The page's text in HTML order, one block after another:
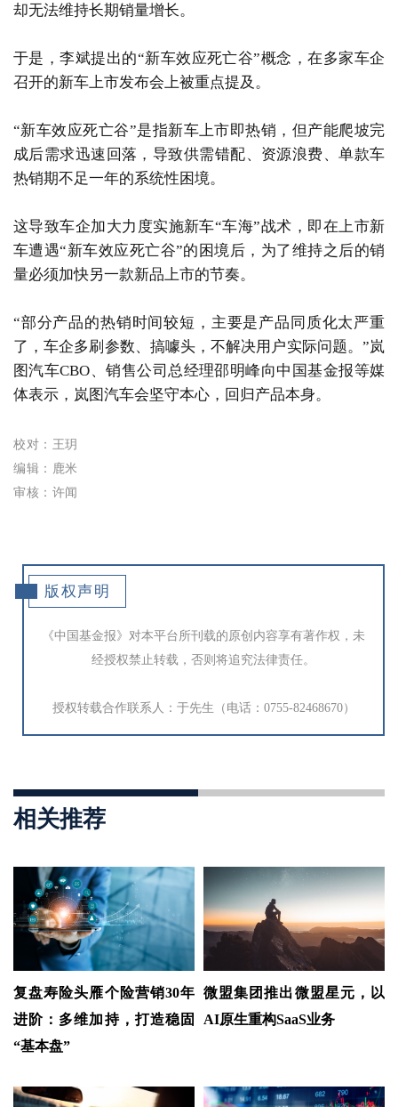
却无法维持长期销量增长。
于是，李斌提出的“新车效应死亡谷”概念，在多家车企
召开的新车上市发布会上被重点提及。
“新车效应死亡谷”是指新车上市即热销，但产能爬坡完
成后需求迅速回落，导致供需错配、资源浪费、单款车
热销期不足一年的系统性困境。
这导致车企加大力度实施新车“车海”战术，即在上市新
车遭遇“新车效应死亡谷”的困境后，为了维持之后的销
量必须加快另一款新品上市的节奏。
“部分产品的热销时间较短，主要是产品同质化太严重
了，车企多刷参数、搞噱头，不解决用户实际问题。”岚
图汽车CBO、销售公司总经理邵明峰向中国基金报等媒
体表示，岚图汽车会坚守本心，回归产品本身。
校对：王玥
编辑： 鹿米
审核：许闻
版权声明
《中国基金报》对本平台所刊载的原创内容享有著作权，未
经授权禁止转载，否则将追究法律责任。
授权转载合作联系人：于先生（电话：0755-82468670）
相关推荐
复盘寿险头雁个险营销30年
进阶：多维加持，打造稳固
“基本盘”
微盟集团推出微盟星元，以
AI原生重构SaaS业务